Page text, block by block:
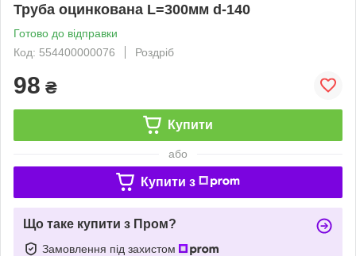
Труба оцинкована L=300мм d-140
Готово до відправки
Код: 554400000076
Роздріб
98 ₴
Купити
або
Купити з
Що таке купити з Пром?
Замовлення під захистом